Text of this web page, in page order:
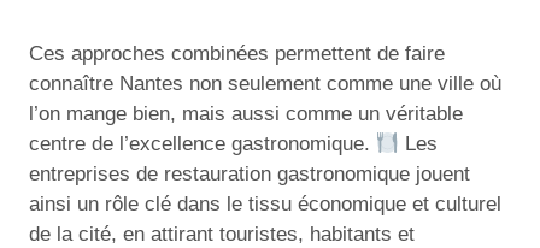
Ces approches combinées permettent de faire
connaître Nantes non seulement comme une ville où
l’on mange bien, mais aussi comme un véritable
centre de l’excellence gastronomique.
Les
entreprises de restauration gastronomique jouent
ainsi un rôle clé dans le tissu économique et culturel
de la cité, en attirant touristes, habitants et